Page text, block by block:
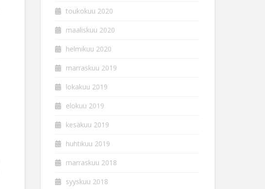
toukokuu 2020
maaliskuu 2020
helmikuu 2020
marraskuu 2019
lokakuu 2019
elokuu 2019
kesäkuu 2019
huhtikuu 2019
marraskuu 2018
syyskuu 2018